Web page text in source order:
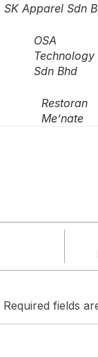
SK Apparel Sdn
OSA
Technology
Sdn Bhd
Restoran
Me’nate
Required fields